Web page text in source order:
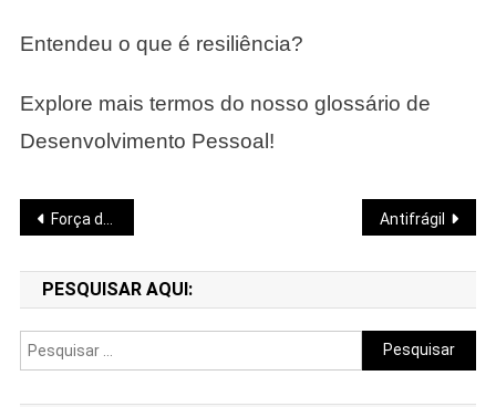
Entendeu o que é resiliência?
Explore mais termos do nosso glossário de
Desenvolvimento Pessoal!
Navegação
de
Post
Força de Vontade Finita Antifrágil
PESQUISAR AQUI:
Pesquisar
por: